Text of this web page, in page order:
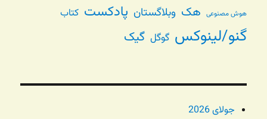
هوش مصنوعی هک وبلاگستان پادکست کتاب
گنو/لینوکس گوگل گیک
جولای 2026